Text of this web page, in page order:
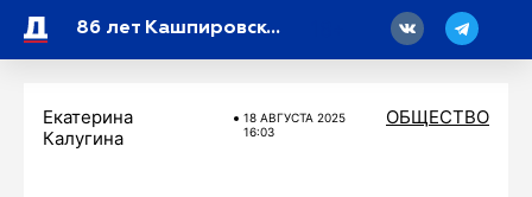
86 лет Кашпировскому: чем занимается «целитель» сейчас
Екатерина
Калугина
18 АВГУСТА 2025
16:03
ОБЩЕСТВО